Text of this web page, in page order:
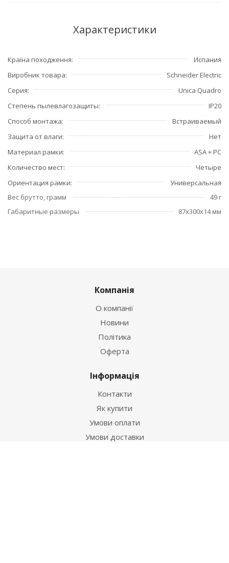
Характеристики
Країна походження
Испания
Виробник товара
Schneider Electric
Серия
Unica Quadro
Степень пылевлагозащиты
IP20
Способ монтажа
Встраиваемый
Защита от влаги
Нет
Материал рамки
ASA + PC
Количество мест
Четыре
Ориентация рамки
Универсальная
Вес брутто, грамм
49 г
Габаритные размеры
87x300x14 мм
Компанія
О компанії
Новини
Політика
Оферта
Інформація
Контакти
Як купити
Умови оплати
Умови доставки